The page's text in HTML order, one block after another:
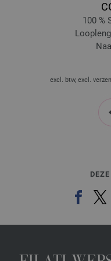
100 %
excl. btw, excl.